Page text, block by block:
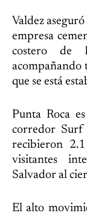
Valdez
empresa
costero de
acompañando
que se está
Punta Roca
corredor Surf
recibieron
visitantes
Salvador al
El alto